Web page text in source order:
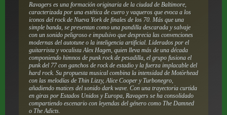
Ravagers es una formación originaria de la ciudad de Baltimore,
caracterizada por una estética de cuero y vaqueros que evoca a los
iconos del rock de Nueva York de finales de los 70. Más que una
simple banda, se presentan como una pandilla descarada y salvaje
con un sonido peligroso e impulsivo que desprecia las convenciones
modernas del autotune o la inteligencia artificial. Liderados por el
guitarrista y vocalista Alex Hagen, quien lleva más de una década
componiendo himnos de punk rock de pesadilla, el grupo fusiona el
punk del 77 con ganchos de rock de estadio y la fuerza implacable del
hard rock. Su propuesta musical combina la intensidad de Motörhead
con las melodías de Thin Lizzy, Alice Cooper y Turbonegro,
añadiendo matices del sonido dark wave. Con una trayectoria curtida
en giras por Estados Unidos y Europa, Ravagers se ha consolidado
compartiendo escenario con leyendas del género como The Damned
o The Adicts.